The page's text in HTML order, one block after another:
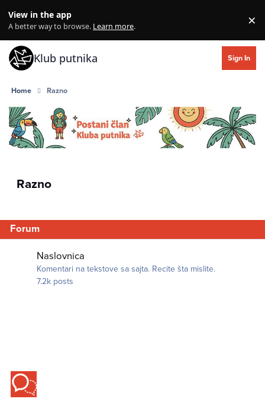
View in the app
A better way to browse. Learn more. ×
Klub putnika Sign In
Home Razno
Razno
Forum
Naslovnica
Komentari na tekstove sa sajta. Recite šta mislite.
7.2k posts